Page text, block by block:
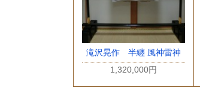
滝沢晃作 半纏 風神雷神
1,320,000円